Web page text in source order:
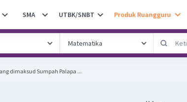
SMA UTBK/SNBT Produk Ruangguru
dimaksud Sumpah Palapa ...